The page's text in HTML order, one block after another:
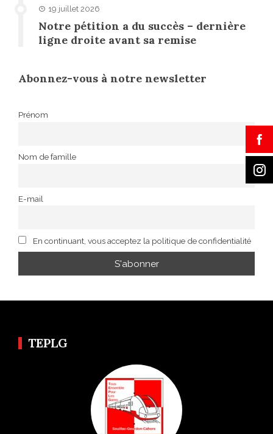
19 juillet 2026
Notre pétition a du succès – dernière
ligne droite avant sa remise
Abonnez-vous à notre newsletter
Prénom
Nom de famille
E-mail
En continuant, vous acceptez la politique de confidentialité
TEPLG